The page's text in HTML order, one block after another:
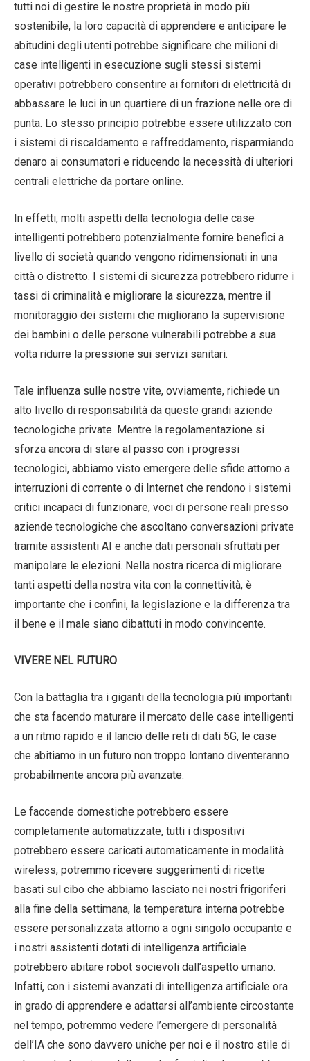
tutti noi di gestire le nostre proprietà in modo più
sostenibile, la loro capacità di apprendere e anticipare le
abitudini degli utenti potrebbe significare che milioni di
case intelligenti in esecuzione sugli stessi sistemi
operativi potrebbero consentire ai fornitori di elettricità di
abbassare le luci in un quartiere di un frazione nelle ore di
punta. Lo stesso principio potrebbe essere utilizzato con
i sistemi di riscaldamento e raffreddamento, risparmiando
denaro ai consumatori e riducendo la necessità di ulteriori
centrali elettriche da portare online.
In effetti, molti aspetti della tecnologia delle case
intelligenti potrebbero potenzialmente fornire benefici a
livello di società quando vengono ridimensionati in una
città o distretto. I sistemi di sicurezza potrebbero ridurre i
tassi di criminalità e migliorare la sicurezza, mentre il
monitoraggio dei sistemi che migliorano la supervisione
dei bambini o delle persone vulnerabili potrebbe a sua
volta ridurre la pressione sui servizi sanitari.
Tale influenza sulle nostre vite, ovviamente, richiede un
alto livello di responsabilità da queste grandi aziende
tecnologiche private. Mentre la regolamentazione si
sforza ancora di stare al passo con i progressi
tecnologici, abbiamo visto emergere delle sfide attorno a
interruzioni di corrente o di Internet che rendono i sistemi
critici incapaci di funzionare, voci di persone reali presso
aziende tecnologiche che ascoltano conversazioni private
tramite assistenti AI e anche dati personali sfruttati per
manipolare le elezioni. Nella nostra ricerca di migliorare
tanti aspetti della nostra vita con la connettività, è
importante che i confini, la legislazione e la differenza tra
il bene e il male siano dibattuti in modo convincente.
VIVERE NEL FUTURO
Con la battaglia tra i giganti della tecnologia più importanti
che sta facendo maturare il mercato delle case intelligenti
a un ritmo rapido e il lancio delle reti di dati 5G, le case
che abitiamo in un futuro non troppo lontano diventeranno
probabilmente ancora più avanzate.
Le faccende domestiche potrebbero essere
completamente automatizzate, tutti i dispositivi
potrebbero essere caricati automaticamente in modalità
wireless, potremmo ricevere suggerimenti di ricette
basati sul cibo che abbiamo lasciato nei nostri frigoriferi
alla fine della settimana, la temperatura interna potrebbe
essere personalizzata attorno a ogni singolo occupante e
i nostri assistenti dotati di intelligenza artificiale
potrebbero abitare robot socievoli dall’aspetto umano.
Infatti, con i sistemi avanzati di intelligenza artificiale ora
in grado di apprendere e adattarsi all’ambiente circostante
nel tempo, potremmo vedere l’emergere di personalità
dell’IA che sono davvero uniche per noi e il nostro stile di